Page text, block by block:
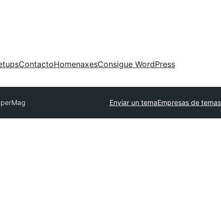
ContactoHomenaxesConsigue WordPress
Enviar un temaEmpresas de